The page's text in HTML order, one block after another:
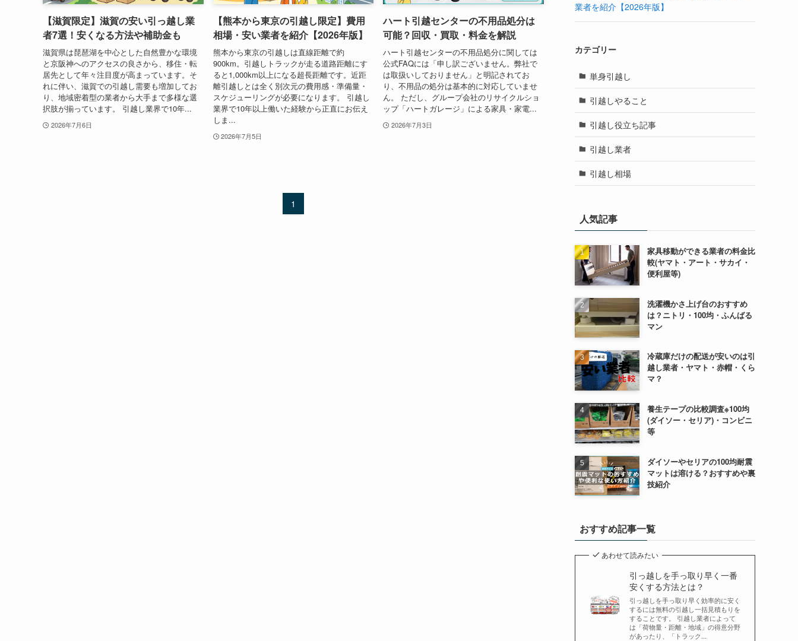
【滋賀限定】滋賀の安い引っ越し業
者7選！安くなる方法や補助金も
滋賀県は琵琶湖を中心とした自然豊かな環境
と京阪神へのアクセスの良さから、移住・転
居先として年々注目度が高まっています。そ
れに伴い、滋賀での引越し需要も増加してお
り、地域密着型の業者から大手まで多様な選
択肢が揃っています。 引越し業界で10年...
2026年7月6日
【熊本から東京の引越し限定】費用
相場・安い業者を紹介【2026年版】
熊本から東京の引越しは直線距離で約
900km。引越しトラックが走る道路距離にす
ると1,000km以上になる超長距離です。近距
離引越しとは全く別次元の費用感・準備量・
スケジューリングが必要になります。 引越し
業界で10年以上働いた経験から正直にお伝え
しま...
2026年7月5日
ハート引越センターの不用品処分は
可能？回収・買取・料金を解説
ハート引越センターの不用品処分に関しては
公式FAQには「申し訳ございません。弊社で
は取扱いしておりません」と明記されてお
り、不用品の処分は基本的に対応していませ
ん。 ただし、グループ会社のリサイクルショ
ップ「ハートガレージ」による家具・家電...
2026年7月3日
1
業者を紹介【2026年版】
カテゴリー
単身引越し
引越しやること
引越し役立ち記事
引越し業者
引越し相場
人気記事
家具移動ができる業者の料金比
較(ヤマト・アート・サカイ・
便利屋等)
洗濯機かさ上げ台のおすすめ
は？ニトリ・100均・ふんばる
マン
冷蔵庫だけの配送が安いのは引
越し業者・ヤマト・赤帽・くら
マ？
養生テープの比較調査※100均
(ダイソー・セリア)・コンビニ
等
ダイソーやセリアの100均耐震
マットは溶ける？おすすめや裏
技紹介
おすすめ記事一覧
あわせて読みたい
引っ越しを手っ取り早く一番
安くする方法とは？
引っ越しを手っ取り早く効率的に安く
するには無料の引越し一括見積もりを
することです。 引越し業者によって
は「荷物量・距離・地域」の得意分野
があったり、「トラック...